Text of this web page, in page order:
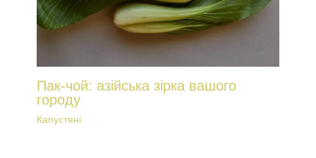
Пак-чой: азійська зірка вашого
городу
Капустяні